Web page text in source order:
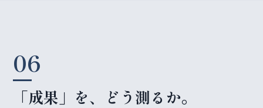
06
「成果」を、どう測るか。